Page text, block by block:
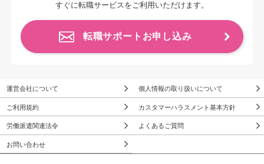
すぐに転職サービスをご利用いただけます。
転職サポートお申し込み
運営会社について 個人情報の取り扱いについて
ご利用規約 カスタマーハラスメント基本方針
労働派遣関連法令 よくあるご質問
お問い合わせ